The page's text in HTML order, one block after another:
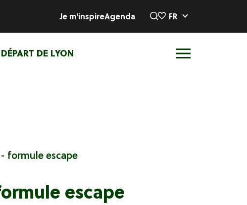
DE LYON
Je m'inspireAgenda FR
formule escape
escape